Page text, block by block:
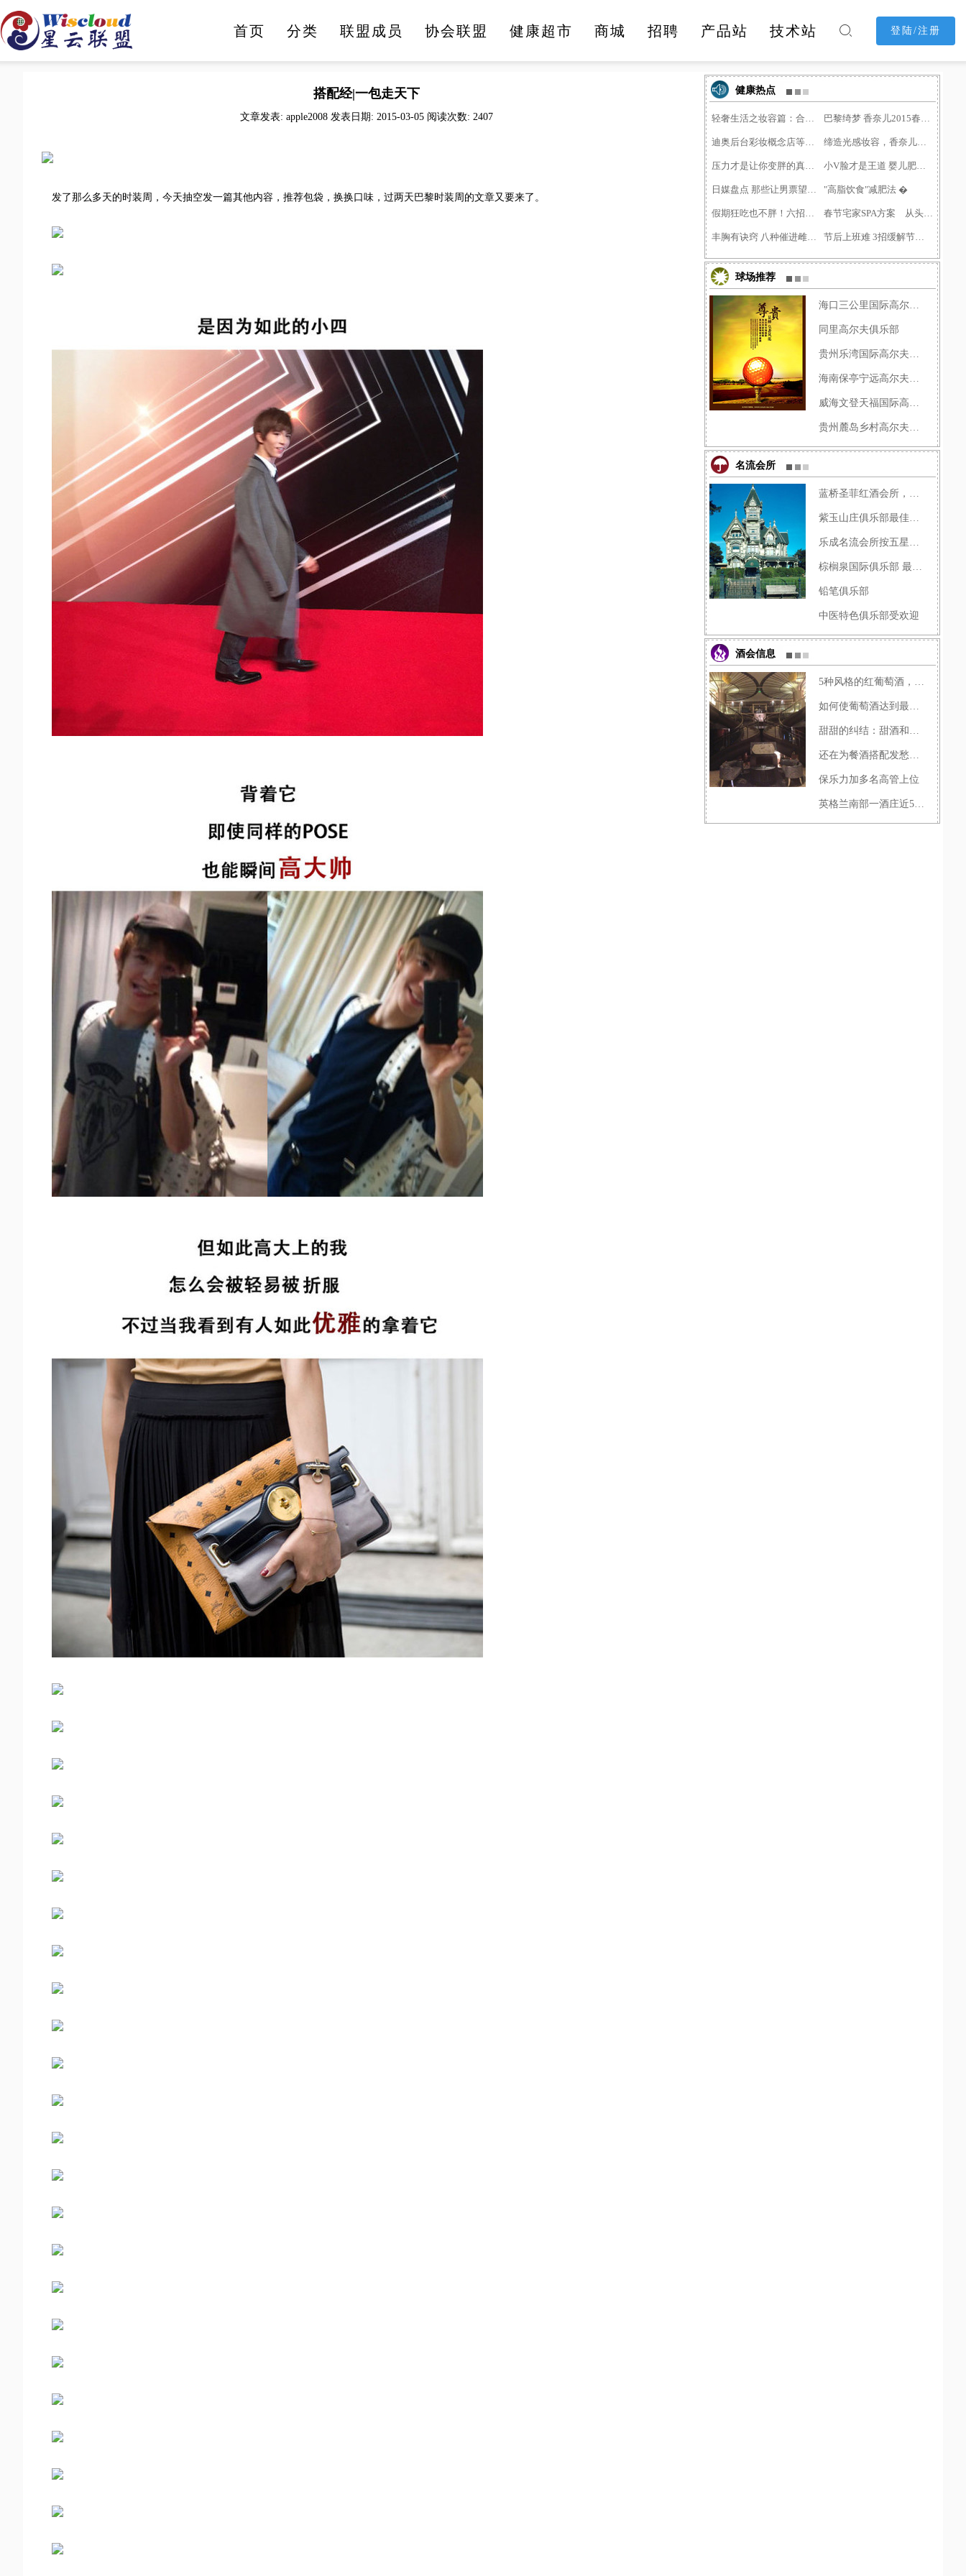
首页 分类
医疗健康 文化旅游 消费购物 休闲娱乐
联盟成员 协会联盟 健康超市 商城 招聘 产品站 技术站  登陆/注册
搭配经|一包走天下
文章发表: apple2008 发表日期: 2015-03-05 阅读次数: 2407
发了那么多天的时装周， 今天抽空发一篇其他内容，推荐包袋，换换口味， 过两天巴黎时装周的文章又要来了。
健康热点
轻奢生活之妆容篇：合适的 巴黎绮梦 香奈儿2015春季彩�
迪奥后台彩妆概念店等上海� 缔造光感妆容，香奈儿明星
压力才是让你变胖的真凶！ 小V脸才是王道 婴儿肥留给�
日媒盘点 那些让男票望而� "高脂饮食"减肥法 �
假期狂吃也不胖！六招应对� 春节宅家SPA方案 从头到脚
丰胸有诀窍 八种催进雌激� 节后上班难 3招缓解节后综�
球场推荐
海口三公里国际高尔夫球会
同里高尔夫俱乐部
贵州乐湾国际高尔夫俱乐部
海南保亭宁远高尔夫球会
威海文登天福国际高尔夫俱乐�
贵州麓岛乡村高尔夫俱乐部
名流会所
蓝桥圣菲红酒会所，品味与格�
紫玉山庄俱乐部最佳商务会所
乐成名流会所按五星级标准建�
棕榈泉国际俱乐部 最具国际化
铅笔俱乐部
中医特色俱乐部受欢迎
酒会信息
5种风格的红葡萄酒，总有一款�
如何使葡萄酒达到最佳侍酒温�
甜甜的纠结：甜酒和加强酒有�
还在为餐酒搭配发愁？过来学�
保乐力加多名高管上位
英格兰南部一酒庄近5000瓶葡萄